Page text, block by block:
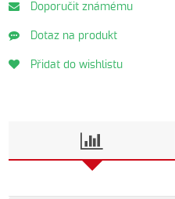
Doporučit známému
Dotaz na produkt
Přidat do wishlistu